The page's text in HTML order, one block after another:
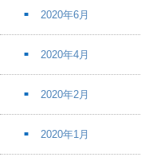
2020年6月
2020年4月
2020年2月
2020年1月